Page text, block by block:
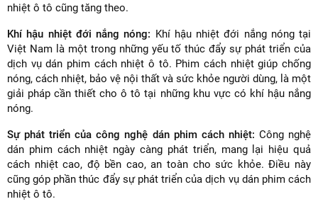
nhiệt ô tô cũng tăng theo.
Khí hậu nhiệt đới nắng nóng: Khí hậu nhiệt đới nắng nóng tại
Việt Nam là một trong những yếu tố thúc đẩy sự phát triển của
dịch vụ dán phim cách nhiệt ô tô. Phim cách nhiệt giúp chống
nóng, cách nhiệt, bảo vệ nội thất và sức khỏe người dùng, là một
giải pháp cần thiết cho ô tô tại những khu vực có khí hậu nắng
nóng.
Sự phát triển của công nghệ dán phim cách nhiệt: Công nghệ
dán phim cách nhiệt ngày càng phát triển, mang lại hiệu quả
cách nhiệt cao, độ bền cao, an toàn cho sức khỏe. Điều này
cũng góp phần thúc đẩy sự phát triển của dịch vụ dán phim cách
nhiệt ô tô.